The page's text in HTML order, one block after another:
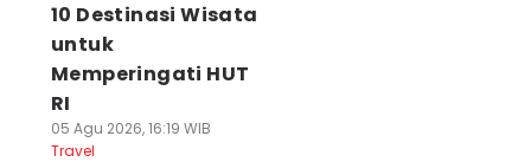
10 Destinasi Wisata
untuk
Memperingati HUT
RI
05 Agu 2026, 16:19 WIB
Travel